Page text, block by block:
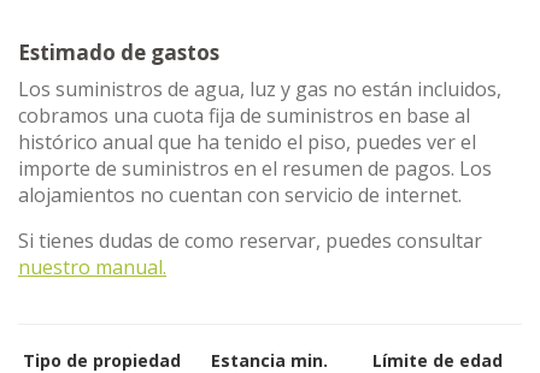
Estimado de gastos
Los suministros de agua, luz y gas no están incluidos,
cobramos una cuota fija de suministros en base al
histórico anual que ha tenido el piso, puedes ver el
importe de suministros en el resumen de pagos. Los
alojamientos no cuentan con servicio de internet.
Si tienes dudas de como reservar, puedes consultar
nuestro manual.
Tipo de propiedad Estancia min. Límite de edad